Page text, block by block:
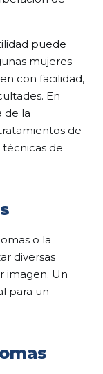
puede
mujeres
con facilidad,
En
de la
de
de
o la
diversas
imagen. Un
para un